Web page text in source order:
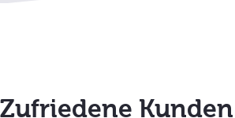
Zufriedene Kunden